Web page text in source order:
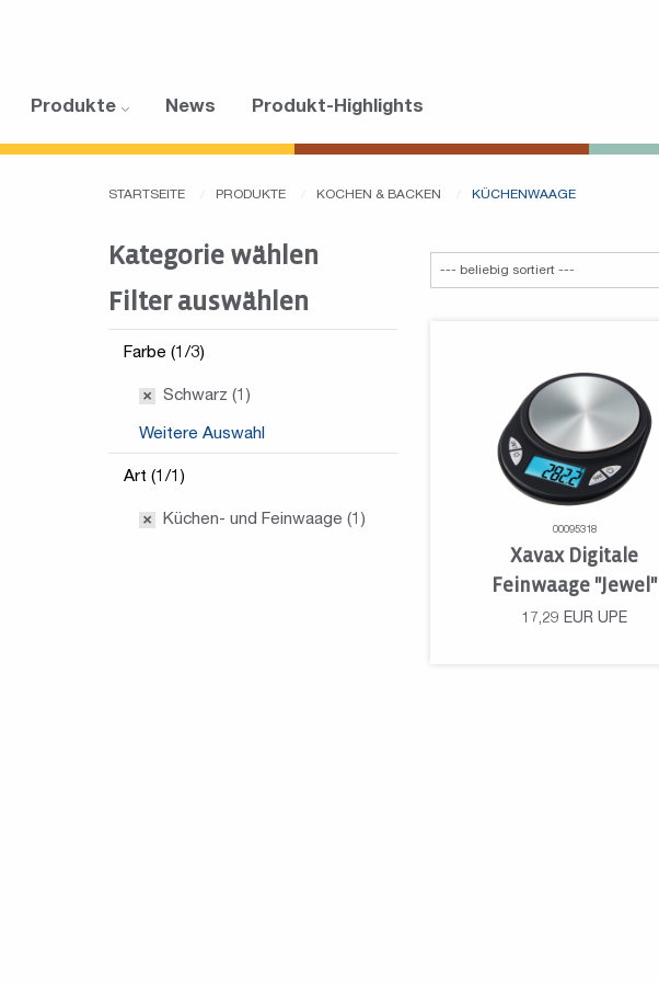
Produkte News Produkt-Highlights
STARTSEITE PRODUKTE KOCHEN & BACKEN KÜCHENWAAGE
Kategorie wählen
Filter auswählen
Farbe (1/3)
Schwarz (1)
Weitere Auswahl
Art (1/1)
Küchen- und Feinwaage (1)
00095318
Xavax Digitale
Feinwaage "Jewel"
17,29 EUR UPE